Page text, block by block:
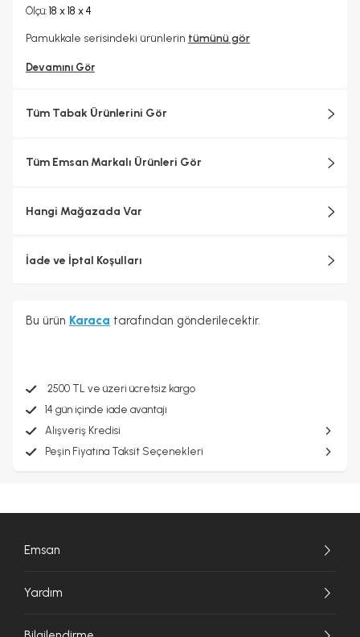
Hayır
Ölçü: 18 x 18 x 4
Pamukkale serisindeki ürünlerin tümünü gör
Devamını Gör
Tüm Tabak Ürünlerini Gör
Tüm Emsan Markalı Ürünleri Gör
Hangi Mağazada Var
İade ve İptal Koşulları
Bu ürün Karaca tarafından gönderilecektir.
2500 TL ve üzeri ücretsiz kargo
14 gün içinde iade avantajı
Alışveriş Kredisi
Peşin Fiyatına Taksit Seçenekleri
Emsan
Yardım